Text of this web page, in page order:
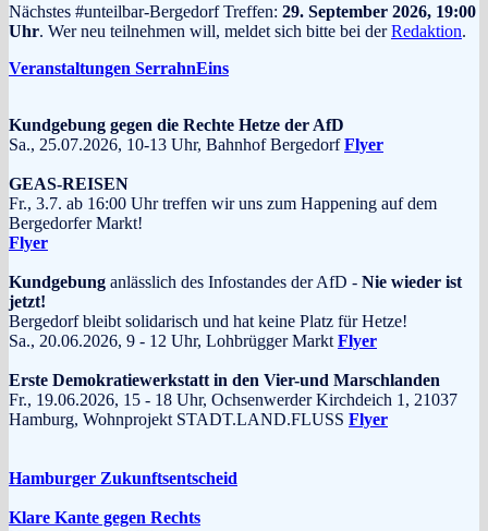
Nächstes #unteilbar-Bergedorf Treffen: 29. September 2026, 19:00
Uhr. Wer neu teilnehmen will, meldet sich bitte bei derRedaktion.
Veranstaltungen SerrahnEins
Kundgebung gegen die Rechte Hetze der AfD
Sa., 25.07.2026, 10-13 Uhr, Bahnhof BergedorfFlyer
GEAS-REISEN
Fr., 3.7. ab 16:00 Uhr treffen wir uns zum Happening auf dem
Bergedorfer Markt!
Flyer
Kundgebung anlässlich des Infostandes der AfD - Nie wieder ist
jetzt!
Bergedorf bleibt solidarisch und hat keine Platz für Hetze!
Sa., 20.06.2026, 9 - 12 Uhr, Lohbrügger Markt Flyer
Erste Demokratiewerkstatt in den Vier-und Marschlanden
Fr., 19.06.2026, 15 - 18 Uhr, Ochsenwerder Kirchdeich 1, 21037
Hamburg, Wohnprojekt STADT.LAND.FLUSS Flyer
Hamburger Zukunftsentscheid
Klare Kante gegen Rechts